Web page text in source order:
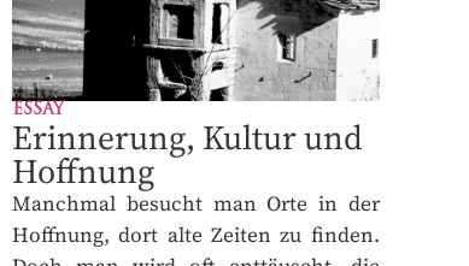
ESSAY
Erinnerung, Kultur und
Hoffnung
Manchmal besucht man Orte in der
Hoffnung, dort alte Zeiten zu finden.